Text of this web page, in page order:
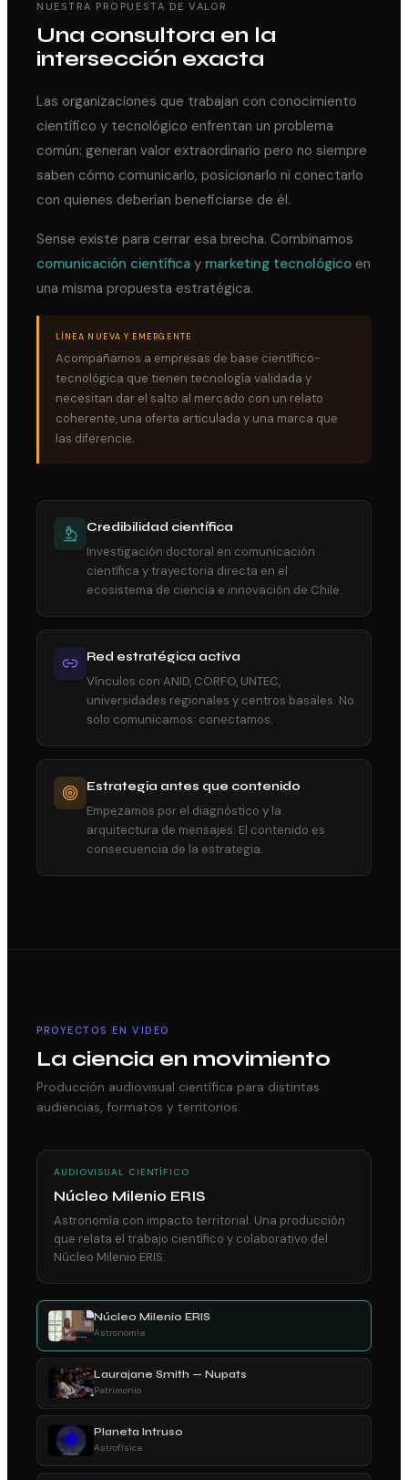
NUESTRA PROPUESTA DE VALOR
Una consultora en la
intersección exacta
Las organizaciones que trabajan con conocimiento
científico y tecnológico enfrentan un problema
común: generan valor extraordinario pero no siempre
saben cómo comunicarlo, posicionarlo ni conectarlo
con quienes deberían beneficiarse de él.
Sense existe para cerrar esa brecha. Combinamos
comunicación científica y marketing tecnológico en
una misma propuesta estratégica.
LÍNEA NUEVA Y EMERGENTE
Acompañamos a empresas de base científico-
tecnológica que tienen tecnología validada y
necesitan dar el salto al mercado con un relato
coherente, una oferta articulada y una marca que
las diferencie.
Credibilidad científica
Investigación doctoral en comunicación
científica y trayectoria directa en el
ecosistema de ciencia e innovación de Chile.
Red estratégica activa
Vínculos con ANID, CORFO, UNTEC,
universidades regionales y centros basales. No
solo comunicamos: conectamos.
Estrategia antes que contenido
Empezamos por el diagnóstico y la
arquitectura de mensajes. El contenido es
consecuencia de la estrategia.
PROYECTOS EN VIDEO
La ciencia en movimiento
Producción audiovisual científica para distintas
audiencias, formatos y territorios.
AUDIOVISUAL CIENTÍFICO
Núcleo Milenio ERIS
Astronomía con impacto territorial. Una producción
que relata el trabajo científico y colaborativo del
Núcleo Milenio ERIS.
Núcleo Milenio ERIS
Astronomía
Laurajane Smith — Nupats
Patrimonio
Planeta Intruso
Astrofísica